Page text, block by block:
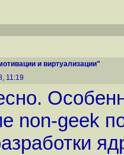
и виртуализации"
11:19
non-geek